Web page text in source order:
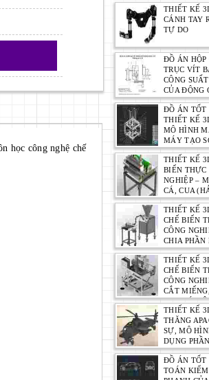
học công nghệ chế
THIẾT KẾ
CÁNH TAY
TỰ DO
ĐỒ ÁN HỘP
TRỤC VÍT
CÔNG
CỦA ĐỘNG
ĐỒ ÁN TỐT
THIẾT KẾ
MÔ HÌNH
MÁY TẠO
THIẾT KẾ
BIẾN THỰC
NGHIỆP –
CÁ, CUA
THIẾT KẾ
CHẾ BIẾN
CÔNG
CHIA PHẦN
THIẾT KẾ
CHẾ BIẾN
CÔNG
CẮT
QUE CÁ
DỤNG
CẤP FILE
THIẾT KẾ
THĂNG
SỰ, MÔ
DỤNG
CẤP FILE
DỤNG CẮT
ĐỒ ÁN TỐT
TOÁN